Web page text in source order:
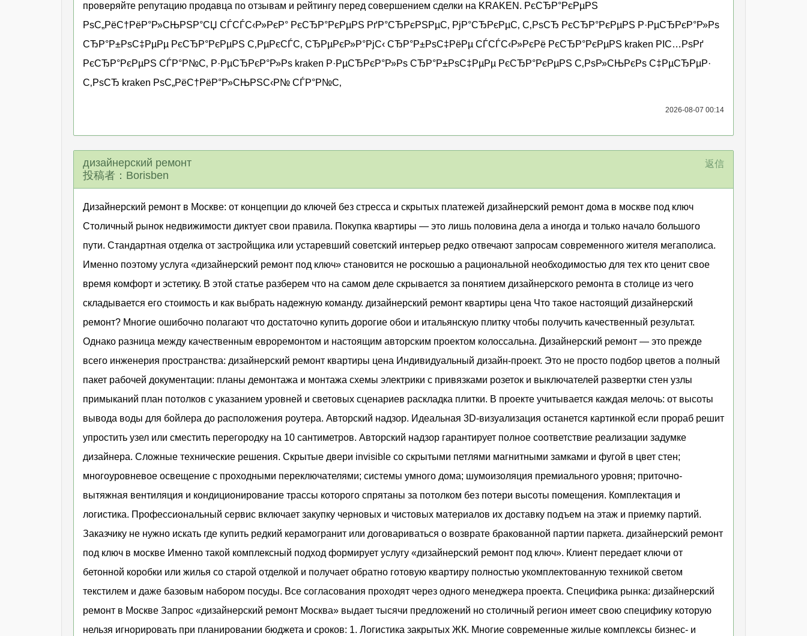
проверяйте репутацию продавца по отзывам и рейтингу перед совершением сделки на KRAKEN. РєСЂР°РєРµРЅ
РѕС„РёС†РёР°Р»СЊРЅР°СЏ СЃСЃС‹Р»РєР° РєСЂР°РєРµРЅ РґР°СЂРєРЅРµС‚ РјР°СЂРєРµС‚ С‚РѕСЂ РєСЂР°РєРµРЅ Р·РµСЂРєР°Р»Рѕ
СЂР°Р±РѕС‡РµРµ РєСЂР°РєРµРЅ С‚РµРєСЃС‚ СЂРµРєР»Р°РјС‹ СЂР°Р±РѕС‡РёРµ СЃСЃС‹Р»РєРё РєСЂР°РєРµРЅ kraken РІС…РѕРґ
РєСЂР°РєРµРЅ СЃР°Р№С‚ Р·РµСЂРєР°Р»Рѕ kraken Р·РµСЂРєР°Р»Рѕ СЂР°Р±РѕС‡РµРµ РєСЂР°РєРµРЅ С‚РѕР»СЊРєРѕ С‡РµСЂРµР·
С‚РѕСЂ kraken РѕС„РёС†РёР°Р»СЊРЅС‹Р№ СЃР°Р№С‚
2026-08-07 00:14
дизайнерский ремонт
投稿者：Borisben
返信
Дизайнерский ремонт в Москве: от концепции до ключей без стресса и скрытых платежей дизайнерский ремонт дома в москве под ключ
Столичный рынок недвижимости диктует свои правила. Покупка квартиры — это лишь половина дела а иногда и только начало большого
пути. Стандартная отделка от застройщика или устаревший советский интерьер редко отвечают запросам современного жителя мегаполиса.
Именно поэтому услуга «дизайнерский ремонт под ключ» становится не роскошью а рациональной необходимостью для тех кто ценит свое
время комфорт и эстетику. В этой статье разберем что на самом деле скрывается за понятием дизайнерского ремонта в столице из чего
складывается его стоимость и как выбрать надежную команду. дизайнерский ремонт квартиры цена Что такое настоящий дизайнерский
ремонт? Многие ошибочно полагают что достаточно купить дорогие обои и итальянскую плитку чтобы получить качественный результат.
Однако разница между качественным евроремонтом и настоящим авторским проектом колоссальна. Дизайнерский ремонт — это прежде
всего инженерия пространства: дизайнерский ремонт квартиры цена Индивидуальный дизайн-проект. Это не просто подбор цветов а полный
пакет рабочей документации: планы демонтажа и монтажа схемы электрики с привязками розеток и выключателей развертки стен узлы
примыканий план потолков с указанием уровней и световых сценариев раскладка плитки. В проекте учитывается каждая мелочь: от высоты
вывода воды для бойлера до расположения роутера. Авторский надзор. Идеальная 3D-визуализация останется картинкой если прораб решит
упростить узел или сместить перегородку на 10 сантиметров. Авторский надзор гарантирует полное соответствие реализации задумке
дизайнера. Сложные технические решения. Скрытые двери invisible со скрытыми петлями магнитными замками и фугой в цвет стен;
многоуровневое освещение с проходными переключателями; системы умного дома; шумоизоляция премиального уровня; приточно-
вытяжная вентиляция и кондиционирование трассы которого спрятаны за потолком без потери высоты помещения. Комплектация и
логистика. Профессиональный сервис включает закупку черновых и чистовых материалов их доставку подъем на этаж и приемку партий.
Заказчику не нужно искать где купить редкий керамогранит или договариваться о возврате бракованной партии паркета. дизайнерский ремонт
под ключ в москве Именно такой комплексный подход формирует услугу «дизайнерский ремонт под ключ». Клиент передает ключи от
бетонной коробки или жилья со старой отделкой и получает обратно готовую квартиру полностью укомплектованную техникой светом
текстилем и даже базовым набором посуды. Все согласования проходят через одного менеджера проекта. Специфика рынка: дизайнерский
ремонт в Москве Запрос «дизайнерский ремонт Москва» выдает тысячи предложений но столичный регион имеет свою специфику которую
нельзя игнорировать при планировании бюджета и сроков: 1. Логистика закрытых ЖК. Многие современные жилые комплексы бизнес- и